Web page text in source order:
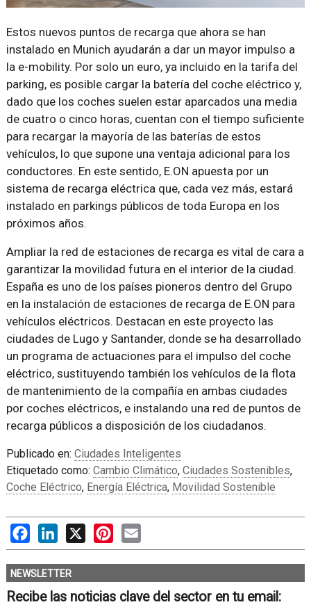
Estos nuevos puntos de recarga que ahora se han
instalado en Munich ayudarán a dar un mayor impulso a
la e-mobility. Por solo un euro, ya incluido en la tarifa del
parking, es posible cargar la batería del coche eléctrico y,
dado que los coches suelen estar aparcados una media
de cuatro o cinco horas, cuentan con el tiempo suficiente
para recargar la mayoría de las baterías de estos
vehículos, lo que supone una ventaja adicional para los
conductores. En este sentido, E.ON apuesta por un
sistema de recarga eléctrica que, cada vez más, estará
instalado en parkings públicos de toda Europa en los
próximos años.
Ampliar la red de estaciones de recarga es vital de cara a
garantizar la movilidad futura en el interior de la ciudad.
España es uno de los países pioneros dentro del Grupo
en la instalación de estaciones de recarga de E.ON para
vehículos eléctricos. Destacan en este proyecto las
ciudades de Lugo y Santander, donde se ha desarrollado
un programa de actuaciones para el impulso del coche
eléctrico, sustituyendo también los vehículos de la flota
de mantenimiento de la compañía en ambas ciudades
por coches eléctricos, e instalando una red de puntos de
recarga públicos a disposición de los ciudadanos.
Publicado en: Ciudades Inteligentes
Etiquetado como: Cambio Climático, Ciudades Sostenibles,
Coche Eléctrico, Energía Eléctrica, Movilidad Sostenible
FacebookLinkedIn
X PinterestEmail
NEWSLETTER
Recibe las noticias clave del sector en tu email: